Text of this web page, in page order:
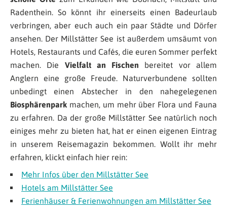
Radenthein. So könnt ihr einerseits einen Badeurlaub
verbringen, aber euch auch ein paar Städte und Dörfer
ansehen. Der Millstätter See ist außerdem umsäumt von
Hotels, Restaurants und Cafés, die euren Sommer perfekt
machen. Die Vielfalt an Fischen bereitet vor allem
Anglern eine große Freude. Naturverbundene sollten
unbedingt einen Abstecher in den nahegelegenen
Biosphärenpark machen, um mehr über Flora und Fauna
zu erfahren. Da der große Millstätter See natürlich noch
einiges mehr zu bieten hat, hat er einen eigenen Eintrag
in unserem Reisemagazin bekommen. Wollt ihr mehr
erfahren, klickt einfach hier rein:
Mehr Infos über den Millstätter See
Hotels am Millstätter See
Ferienhäuser & Ferienwohnungen am Millstätter See